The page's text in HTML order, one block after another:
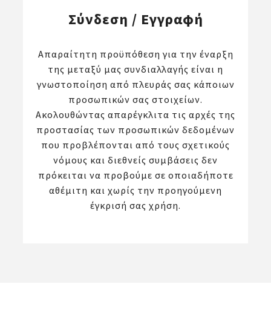
Σύνδεση / Εγγραφή
Απαραίτητη προϋπόθεση για την έναρξη
της μεταξύ μας συνδιαλλαγής είναι η
γνωστοποίηση από πλευράς σας κάποιων
προσωπικών σας στοιχείων.
Ακολουθώντας απαρέγκλιτα τις αρχές της
προστασίας των προσωπικών δεδομένων
που προβλέπονται από τους σχετικούς
νόμους και διεθνείς συμβάσεις δεν
πρόκειται να προβούμε σε οποιαδήποτε
αθέμιτη και χωρίς την προηγούμενη
έγκρισή σας χρήση.